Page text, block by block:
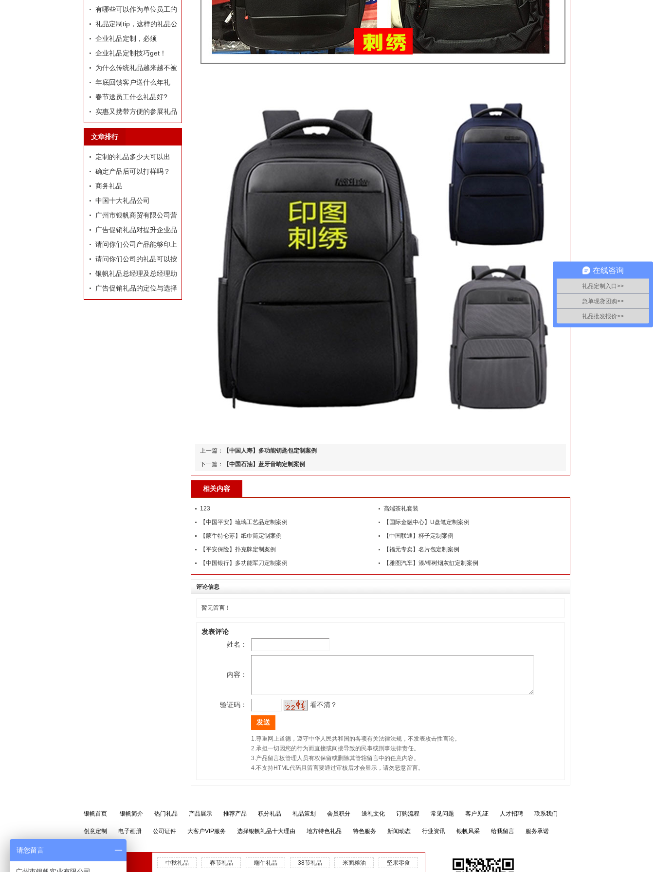
哪些推荐？
有哪些可以作为单位员工的
定制礼品？
礼品定制tip，这样的礼品公
司我才爱！
企业礼品定制，必须
有“里”、有“面”
企业礼品定制技巧get！
为什么传统礼品越来越不被
选择了
年底回馈客户送什么年礼
好?
春节送员工什么礼品好?
实惠又携带方便的参展礼品
文章排行
定制的礼品多少天可以出
货？
确定产品后可以打样吗？
商务礼品
中国十大礼品公司
广州市银帆商贸有限公司营
业执照
广告促销礼品对提升企业品
牌有着莫大的作用
请问你们公司产品能够印上
我们公司的LOGO和广告
吗？
请问你们公司的礼品可以按
照我们的要求和构思专门设
计订做吗？
银帆礼品总经理及总经理助
理名片
广告促销礼品的定位与选择
上一篇：
【中国人寿】多功能钥匙包定制案例
下一篇：
【中国石油】蓝牙音响定制案例
相关内容
123
高端茶礼套装
【中国平安】琉璃工艺品定制案例
【国际金融中心】U盘笔定制案例
【蒙牛特仑苏】纸巾筒定制案例
【中国联通】杯子定制案例
【平安保险】扑克牌定制案例
【福元专卖】名片包定制案例
【中国银行】多功能军刀定制案例
【雅图汽车】漆/椰树烟灰缸定制案例
评论信息
暂无留言！
发表评论
姓名：
内容：
验证码： 看不清？
1.尊重网上道德，遵守中华人民共和国的各项有关法律法规，不发表攻击性言论。
2.承担一切因您的行为而直接或间接导致的民事或刑事法律责任。
3.产品留言板管理人员有权保留或删除其管辖留言中的任意内容。
4.不支持HTML代码且留言要通过审核后才会显示，请勿恶意留言。
银帆首页 银帆简介 热门礼品 产品展示 推荐产品 积分礼品 礼品策划 会员积分 送礼文化 订购流程 常见问题 客户见证 人才招聘 联系我们
创意定制 电子画册 公司证件 大客户VIP服务 选择银帆礼品十大理由 地方特色礼品 特色服务 新闻动态 行业资讯 银帆风采 给我留言 服务承诺
中秋礼品 春节礼品 端午礼品 38节礼品 米面粮油 坚果零食
在线咨询
礼品定制入口>>
急单现货团购>>
礼品批发报价>>
请您留言